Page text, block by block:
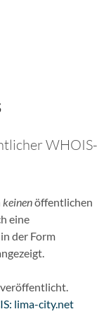
WHOIS-
keinenöffentlichen
eine
der Form
lima-city.net